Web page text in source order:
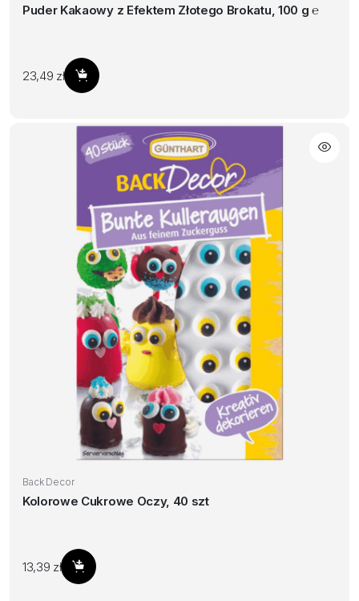
Puder Kakaowy z Efektem Złotego Brokatu, 100 g ℮
23,49 zł Dodaj do koszyka
Back Decor
Kolorowe Cukrowe Oczy, 40 szt
13,39 zł Dodaj do koszyka